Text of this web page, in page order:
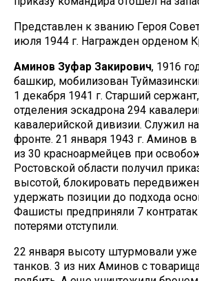
Представлен к званию Героя
июля 1944 г. Награжден орденом
Аминов Зуфар Закирович, 1916
башкир, мобилизован
1 декабря 1941 г. Старший
отделения эскадрона 294
кавалерийской дивизии. Служил
фронте. 21 января 1943 г. Аминов
из 30 красноармейцев при
Ростовской области получил
высотой, блокировать
удержать позиции до подхода
Фашисты предприняли 7
потерями отступили.
22 января высоту штурмовали уже
танков. 3 из них Аминов с